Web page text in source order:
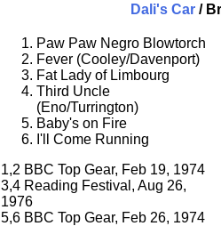
Dali's Car /
Paw Paw Negro Blowtorch
Fever (Cooley/Davenport)
Fat Lady of Limbourg
Third Uncle
(Eno/Turrington)
Baby's on Fire
I'll Come Running
1,2 BBC Top Gear, Feb 19, 1974
3,4 Reading Festival, Aug 26,
1976
5,6 BBC Top Gear, Feb 26, 1974